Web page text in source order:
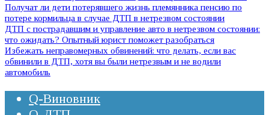
Получат ли дети потерявшего жизнь племянника пенсию по
потере кормильца в случае ДТП в нетрезвом состоянии
ДТП с пострадавшим и управление авто в нетрезвом состоянии:
что ожидать? Опытный юрист поможет разобраться
Избежать неправомерных обвинений: что делать, если вас
обвинили в ДТП, хотя вы были нетрезвым и не водили
автомобиль
Q-Виновник